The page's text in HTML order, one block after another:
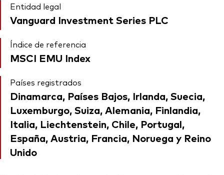
Entidad legal
Vanguard Investment Series PLC
Índice de referencia
MSCI EMU Index
Países registrados
Dinamarca, Países Bajos, Irlanda, Suecia,
Luxemburgo, Suiza, Alemania, Finlandia,
Italia, Liechtenstein, Chile, Portugal,
España, Austria, Francia, Noruega y Reino
Unido